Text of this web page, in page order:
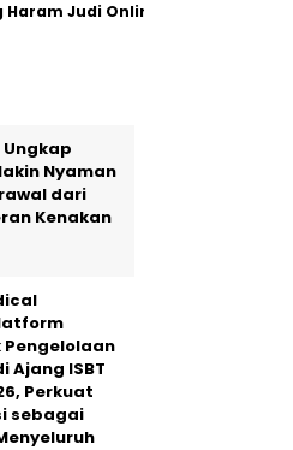
Online Mulai Terbaca, Dana
Nyaman
dari
Kenakan
Ajang ISBT
Perkuat
sebagai